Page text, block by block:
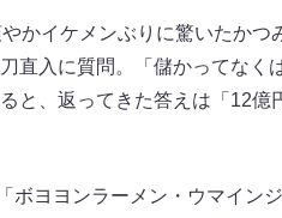
かイケメンぶりに驚いたかつ
直入に質問。「儲かってなく
と、返ってきた答えは「12億
ヨヨンラーメン・ウマイン